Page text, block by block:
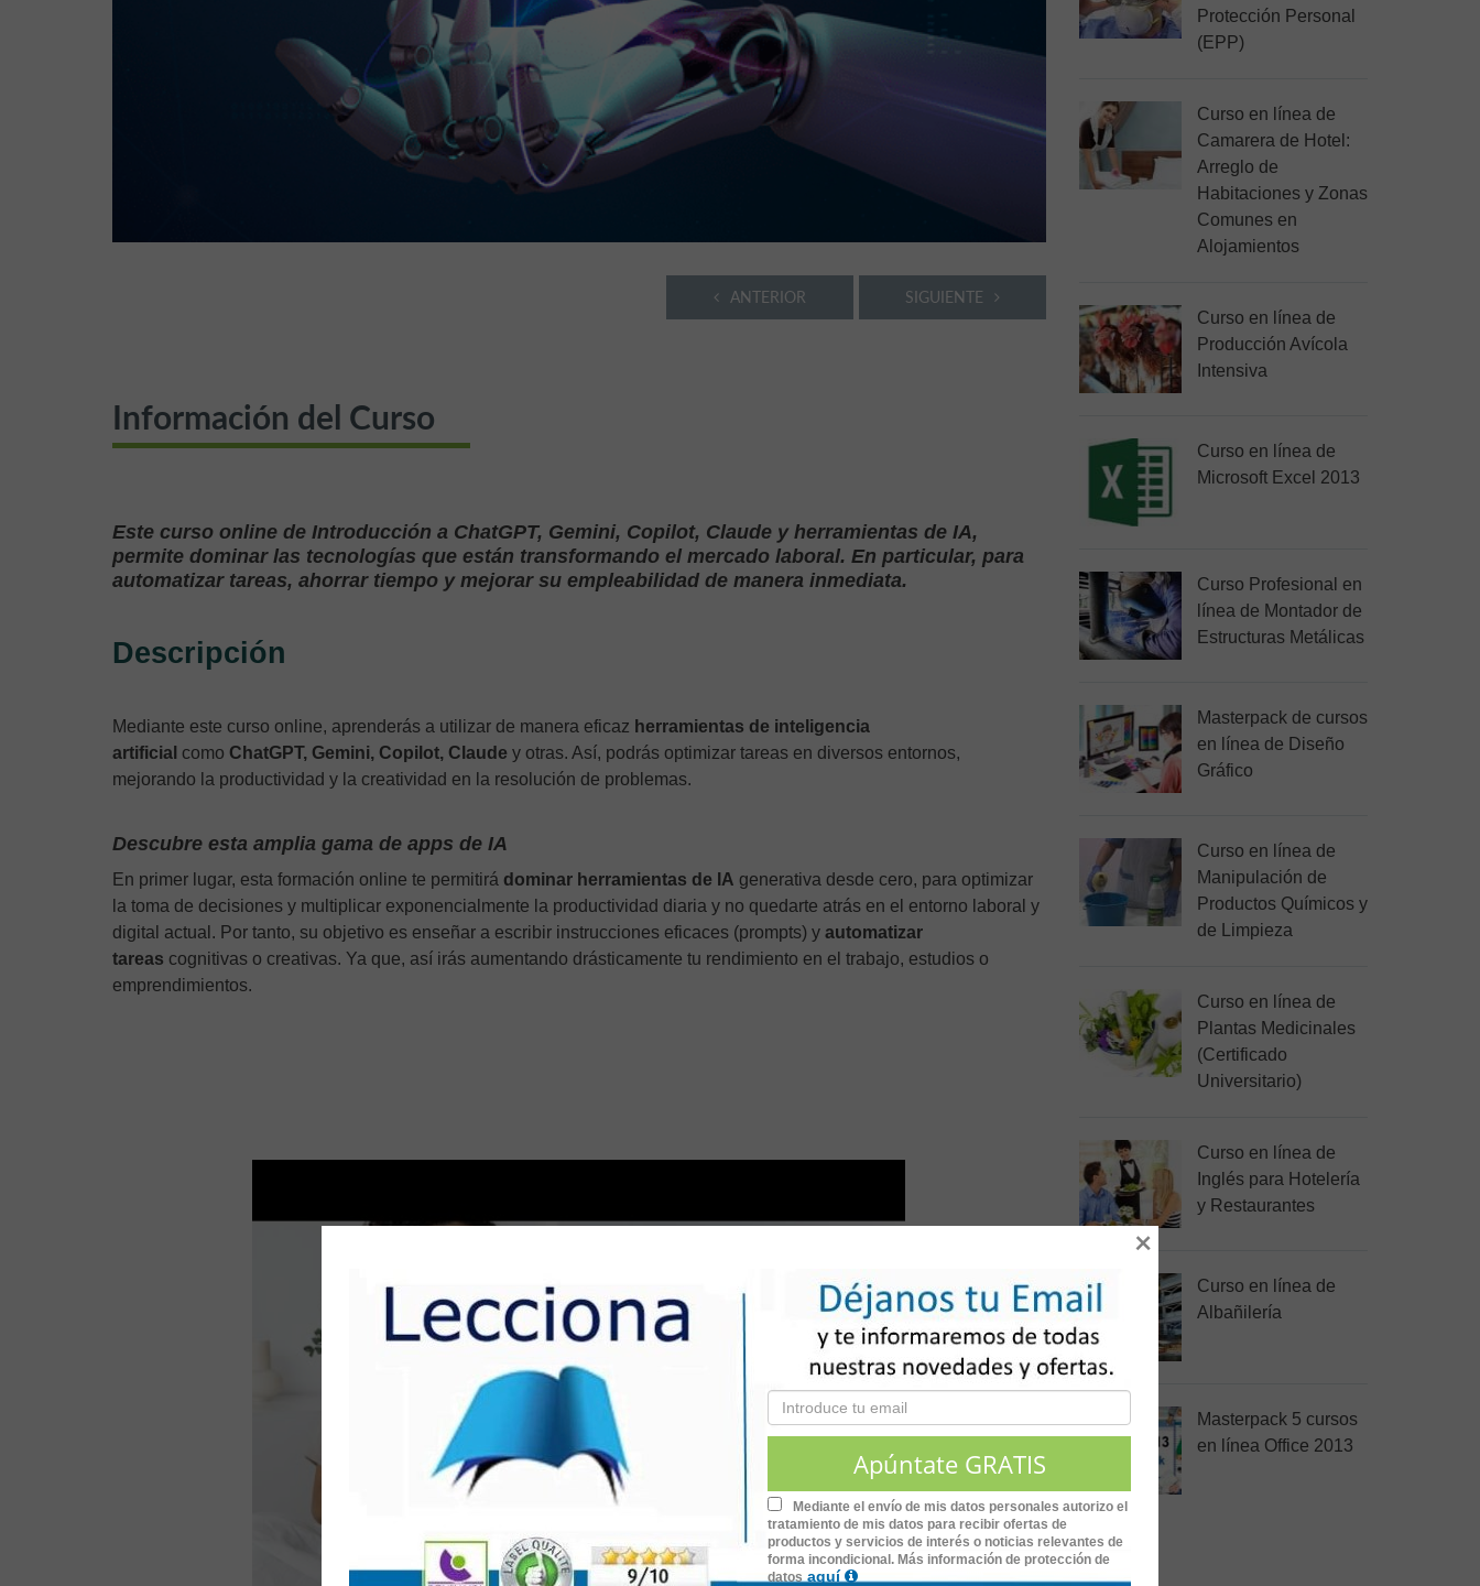
SIGUIENTE
ANTERIOR
Información del Curso
Este curso online de Introducción a ChatGPT, Gemini, Copilot, Claude y herramientas de IA,
permite dominar las tecnologías que están transformando el mercado laboral. En particular, para
automatizar tareas, ahorrar tiempo y mejorar su empleabilidad de manera inmediata.
Descripción
Mediante este curso online, aprenderás a utilizar de manera eficaz herramientas de inteligencia
artificial como ChatGPT, Gemini, Copilot, Claude y otras. Así, podrás optimizar tareas en diversos entornos,
mejorando la productividad y la creatividad en la resolución de problemas.
Descubre esta amplia gama de apps de IA
En primer lugar, esta formación online te permitirá dominar herramientas de IA generativa desde cero, para optimizar
la toma de decisiones y multiplicar exponencialmente la productividad diaria y no quedarte atrás en el entorno laboral y
digital actual. Por tanto, su objetivo es enseñar a escribir instrucciones eficaces (prompts) y automatizar
tareas cognitivas o creativas. Ya que, así irás aumentando drásticamente tu rendimiento en el trabajo, estudios o
emprendimientos.
Protección Personal
(EPP)
Curso en línea de
Camarera de Hotel:
Arreglo de
Habitaciones y Zonas
Comunes en
Alojamientos
Curso en línea de
Producción Avícola
Intensiva
Curso en línea de
Microsoft Excel 2013
Curso Profesional en
línea de Montador de
Estructuras Metálicas
Masterpack de cursos
en línea de Diseño
Gráfico
Curso en línea de
Manipulación de
Productos Químicos y
de Limpieza
Curso en línea de
Plantas Medicinales
(Certificado
Universitario)
Curso en línea de
Inglés para Hotelería
y Restaurantes
Curso en línea de
Albañilería
Masterpack 5 cursos
en línea Office 2013
Mediante el envío de mis datos personales autorizo el
tratamiento de mis datos para recibir ofertas de
productos y servicios de interés o noticias relevantes de
forma incondicional. Más información de protección de
datos aquí
×